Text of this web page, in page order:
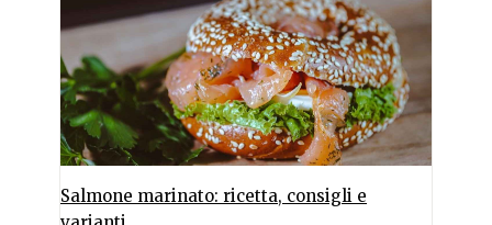
Salmone marinato: ricetta, consigli e